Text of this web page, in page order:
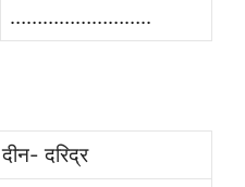
……………………..
दीन- दरिद्र